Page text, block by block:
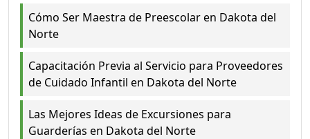
Cómo Ser Maestra de Preescolar en Dakota del
Norte
Capacitación Previa al Servicio para Proveedores
de Cuidado Infantil en Dakota del Norte
Las Mejores Ideas de Excursiones para
Guarderías en Dakota del Norte